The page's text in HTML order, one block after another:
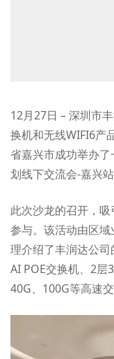
12月27日 – 深圳市
换机和无线WIFI6产
省嘉兴市成功举办
划线下交流会-嘉兴站
此次沙龙的召开，
参与。该活动由区
理介绍了丰润达公司
AI POE交换机、2层
40G、100G等高速